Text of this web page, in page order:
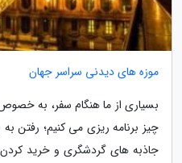
موزه های دیدنی سراسر جهان
بسیاری از ما هنگام سفر، به
چیز برنامه ریزی می کنیم؛ رفتن
جاذبه های گردشگری و خرید کردن.